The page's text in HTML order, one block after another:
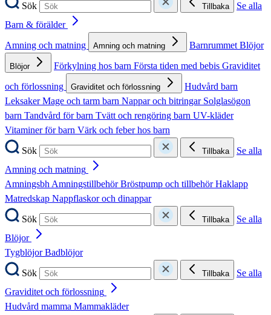
Sök
Tillbaka
Se alla
Barn & förälder
Amning och matning
Amning och matning BarnrummetBlöjor
Blöjor Förkylning hos barn Första tiden med bebis Graviditet
och förlossning
Graviditet och förlossning
Hudvård barn
LeksakerMage och tarm barn Nappar och bitringar Solglasögon
barn Tandvård för barn Tvätt och rengöring barn UV-kläder
Vitaminer för barn Värk och feber hos barn
Sök
Tillbaka
Se alla
Amning och matning
AmningsbhAmningstillbehörBröstpump och tillbehörHaklapp
Matredskap Nappflaskor och dinappar
Sök
Tillbaka
Se alla
Blöjor
TygblöjorBadblöjor
Sök
Tillbaka
Se alla
Graviditet och förlossning
Hudvård mamma Mammakläder